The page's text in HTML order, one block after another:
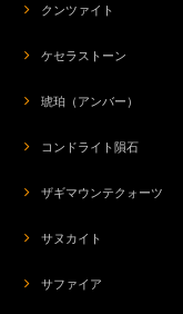
クンツァイト
ケセラストーン
琥珀（アンバー）
コンドライト隕石
ザギマウンテクォーツ
サヌカイト
サファイア